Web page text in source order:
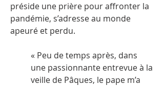
préside une prière pour affronter la
pandémie, s’adresse au monde
apeuré et perdu.
« Peu de temps après, dans
une passionnante entrevue à la
veille de Pâques, le pape m’a